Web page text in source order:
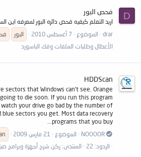
D فحص البور
اريد التعلم كيفيه فحص دائره البور لمعرفه اين
drar
الموضوع 7 أغسطس 2010 البور
الأعطال وطلبات الملفات وفك الباسورد
HDDScan
sectors that Windows can't see. Orange
to die soon. If you run this program
your drive go bad by the number of
blue sectors you get. Most data recovery
programs that you buy...
NOOOOR
الموضوع 21 مارس 2009
الردود: 22
المنتدى: ركن شرح أجهزة وبرامج